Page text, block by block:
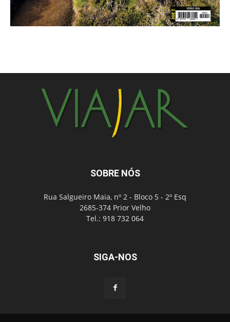
SOBRE NÓS
Rua Salgueiro Maia, nº 2 - Bloco 5 - 2º Esq
2685-374 Prior Velho
Tel.: 918 732 064
SIGA-NOS